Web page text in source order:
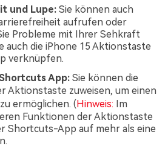
und Lupe: Sie können auch
aufrufen oder
Probleme mit Ihrer Sehkraft
auch die iPhone 15 Aktionstaste
verknüpfen.
App: Sie können die
Aktionstaste zuweisen, um einen
ermöglichen. (Hinweis: Im
Funktionen der Aktionstaste
Shortcuts-App auf mehr als eine